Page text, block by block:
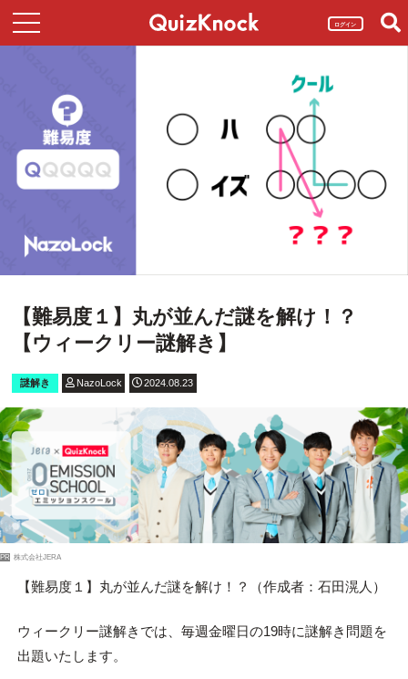
ログイン
【難易度１】丸が並んだ謎を解け！？
【ウィークリー謎解き】
謎解き NazoLock 2024.08.23
PR 株式会社JERA
【難易度１】丸が並んだ謎を解け！？（作成者：石田滉人）
ウィークリー謎解きでは、毎週金曜日の19時に謎解き問題を
出題いたします。